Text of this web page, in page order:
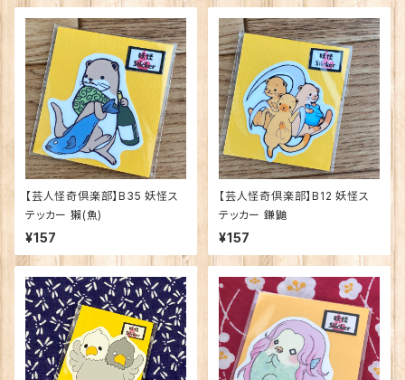
【芸人怪奇倶楽部】B35 妖怪ス
テッカー 獺(魚)
¥157
【芸人怪奇倶楽部】B12 妖怪ス
テッカー 鎌鼬
¥157